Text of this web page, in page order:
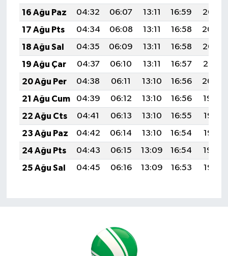
16 Ağu Paz
04:32 06:07 13:11 16:59
20:06
17 Ağu Pts
04:34 06:08 13:11 16:58
20:04
18 Ağu Sal
04:35 06:09 13:11 16:58
20:03
19 Ağu Çar
04:37 06:10 13:11 16:57
20:01
20 Ağu Per
04:38 06:11 13:10 16:56
20:00
21 Ağu Cum
04:39 06:12 13:10 16:56
19:59
22 Ağu Cts
04:41 06:13 13:10 16:55
19:57
23 Ağu Paz
04:42 06:14 13:10 16:54
19:56
24 Ağu Pts
04:43 06:15 13:09 16:54
19:54
25 Ağu Sal
04:45 06:16 13:09 16:53 19:53